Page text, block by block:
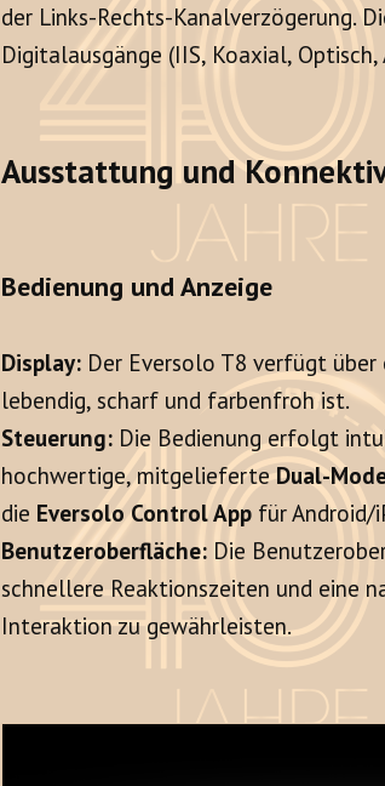
der Links-Rechts-Kanalverzögerung.
Digitalausgänge (IIS, Koaxial,
Ausstattung und
Bedienung und Anzeige
Display: Der Eversolo T8 verfügt über
lebendig, scharf und farbenfroh ist.
Steuerung: Die Bedienung erfolgt
hochwertige, mitgelieferteDual-
die Eversolo Control App für Android/
Benutzeroberfläche: Die
schnellere Reaktionszeiten und eine
Interaktion zu gewährleisten.